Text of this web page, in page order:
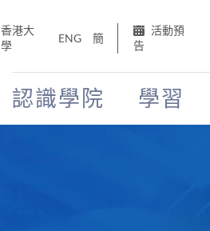
香港大
學
ENG 簡
活動預
告
認識學院 學習